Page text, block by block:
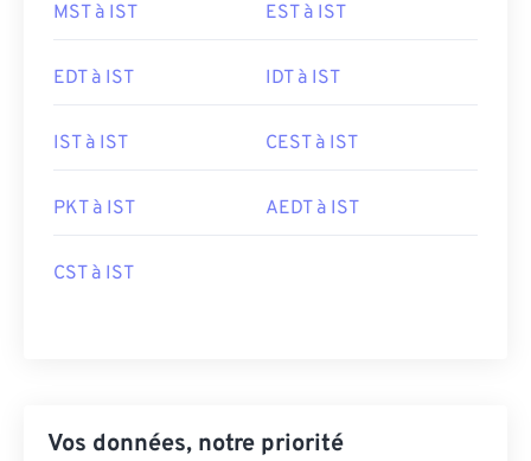
MST à IST EST à IST
EDT à IST IDT à IST
IST à IST CEST à IST
PKT à IST AEDT à IST
CST à IST
Vos données, notre priorité